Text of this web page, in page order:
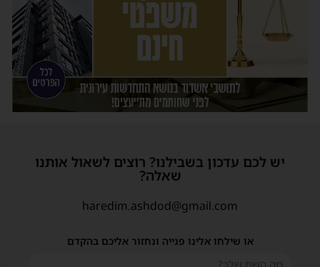
יש לכם עדכון בשבילנו? רוצים לשאול אותנו
שאלה?
haredim.ashdod@gmail.com
או שילחו אלינו פנייה ונחזור אליכם בהקדם